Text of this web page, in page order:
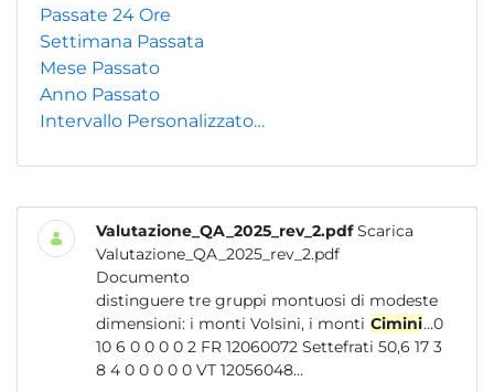
Passate 24 Ore
Settimana Passata
Mese Passato
Anno Passato
Intervallo Personalizzato…
Valutazione_QA_2025_rev_2.pdf Scarica
Valutazione_QA_2025_rev_2.pdf
Documento
distinguere tre gruppi montuosi di modeste
dimensioni: i monti Volsini, i monti Cimini...0
10 6 0 0 0 0 2 FR 12060072 Settefrati 50,6 17 3
8 4 0 0 0 0 0 VT 12056048...